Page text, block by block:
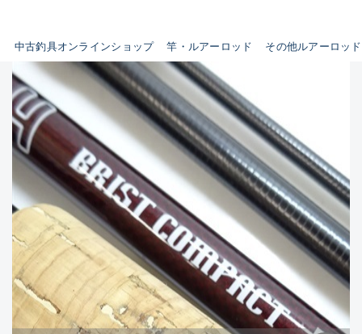
中古釣具オンラインショップ 竿・ルアーロッド その他ルアーロッド
イシグロフレスポ鈴鹿店
イシグロ津高茶屋店
イシグロ西春店
イシグロ中川かの里店
イシグロカインズモール彦根店
イシグロ静岡中吉田店
イシグロ名東引山店
イシグロ豊田店
イシグロ豊橋向山店
使用感や傷はあるが全体的に
綺麗な良品
C
使用感や傷のある一般的な中
古品
C-
かなり使用感があり、全体的
に目立つ傷が多い品